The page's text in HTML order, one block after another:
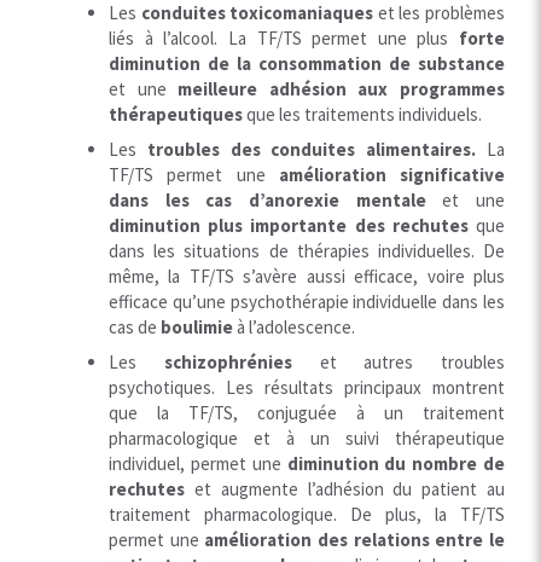
Les conduites toxicomaniaques et les problèmes
liés à l’alcool. La TF/TS permet une plus forte
diminution de la consommation de substance
et une meilleure adhésion aux programmes
thérapeutiquesque les traitements individuels.
Les troubles des conduites alimentaires. La
TF/TS permet une amélioration significative
dans les cas d’anorexie mentaleet une
diminution plus importante des rechutesque
dans les situations de thérapies individuelles. De
même, la TF/TS s’avère aussi efficace, voire plus
efficace qu’une psychothérapie individuelle dans les
cas de boulimieà l’adolescence.
Les schizophrénieset autres troubles
psychotiques. Les résultats principaux montrent
que la TF/TS, conjuguée à un traitement
pharmacologique et à un suivi thérapeutique
individuel, permet une diminution du nombre de
rechutes et augmente l’adhésion du patient au
traitement pharmacologique. De plus, la TF/TS
permet une amélioration des relations entre le